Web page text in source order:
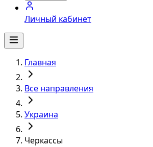
Личный кабинет
Главная
Все направления
Украина
Черкассы